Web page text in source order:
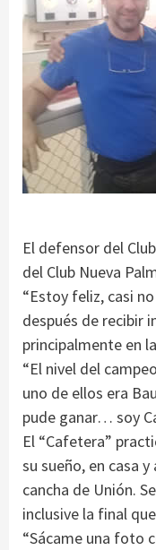
El defensor del
del Club Nueva
“Estoy feliz, casi
después de recibir
principalmente en
“El nivel del
uno de ellos era
pude ganar… soy
El “Cafetera”
su sueño, en casa
cancha de Unión.
inclusive la final
“Sácame una foto